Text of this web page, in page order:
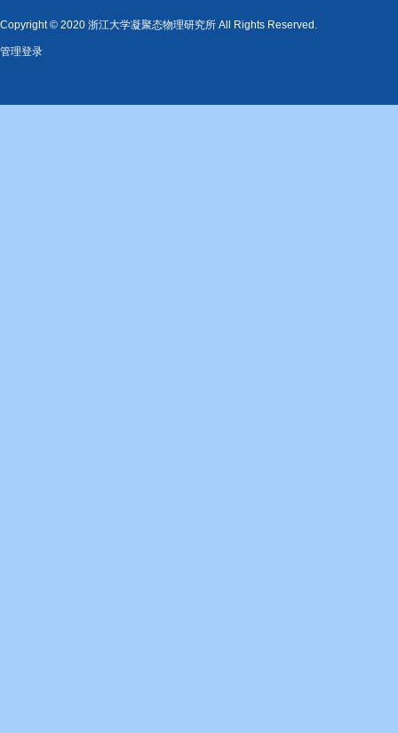
Copyright © 2020 浙江大学凝聚态物理研究所 All Rights Reserved.
管理登录